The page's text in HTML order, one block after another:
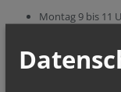
Montag 9 bis 11
geöffnet.